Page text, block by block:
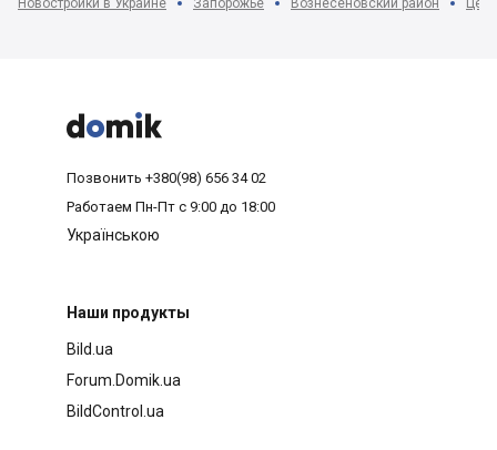
Новостройки в Украине Запорожье Вознесеновский район



Позвонить +380(98) 656 34 02
Работаем Пн-Пт с 9:00 до 18:00
Українською
Наши продукты
Bild.ua
Forum.Domik.ua
BildControl.ua